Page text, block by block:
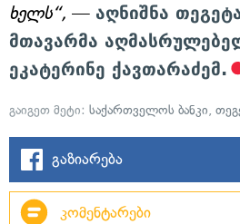
ხელს“, — აღნიშნა
მთავარმა
ეკატერინე ქავთარაძემ.
გაიგეთ მეტი: საქართველოს ბანკი,
გაზიარება
კომენტარები